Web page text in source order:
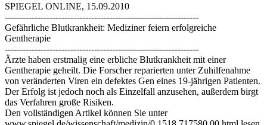
SPIEGEL ONLINE, 15.09.2010
-----------------------------------------------------------------
Gefährliche Blutkrankheit: Mediziner feiern erfolgreiche
Gentherapie
-----------------------------------------------------------------
Ärzte haben erstmalig eine erbliche Blutkrankheit mit einer
Gentherapie geheilt. Die Forscher reparierten unter Zuhilfenahme
von veränderten Viren ein defektes Gen eines 19-jährigen Patienten.
Der Erfolg ist jedoch noch als Einzelfall anzusehen, außerdem birgt
das Verfahren große Risiken.
Den vollständigen Artikel können Sie unter